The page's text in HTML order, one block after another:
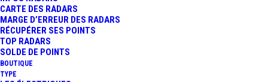
CARTE DES RADARS
MARGE D’ERREUR DES RADARS
RÉCUPÉRER SES POINTS
TOP RADARS
SOLDE DE POINTS
BOUTIQUE
TYPE
3 Minutes